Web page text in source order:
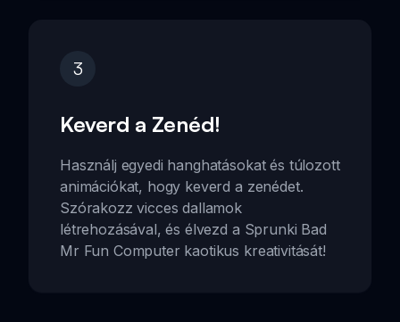
3
Keverd a Zenéd!
Használj egyedi hanghatásokat és túlozott
animációkat, hogy keverd a zenédet.
Szórakozz vicces dallamok
létrehozásával, és élvezd a Sprunki Bad
Mr Fun Computer kaotikus kreativitását!